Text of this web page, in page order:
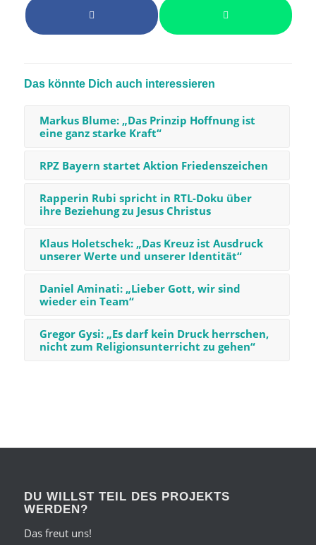
Das könnte Dich auch interessieren
Markus Blume: „Das Prinzip Hoffnung ist
eine ganz starke Kraft“
RPZ Bayern startet Aktion Friedenszeichen
Rapperin Rubi spricht in RTL-Doku über
ihre Beziehung zu Jesus Christus
Klaus Holetschek: „Das Kreuz ist Ausdruck
unserer Werte und unserer Identität“
Daniel Aminati: „Lieber Gott, wir sind
wieder ein Team“
Gregor Gysi: „Es darf kein Druck herrschen,
nicht zum Religionsunterricht zu gehen“
DU WILLST TEIL DES PROJEKTS
WERDEN?
Das freut uns!